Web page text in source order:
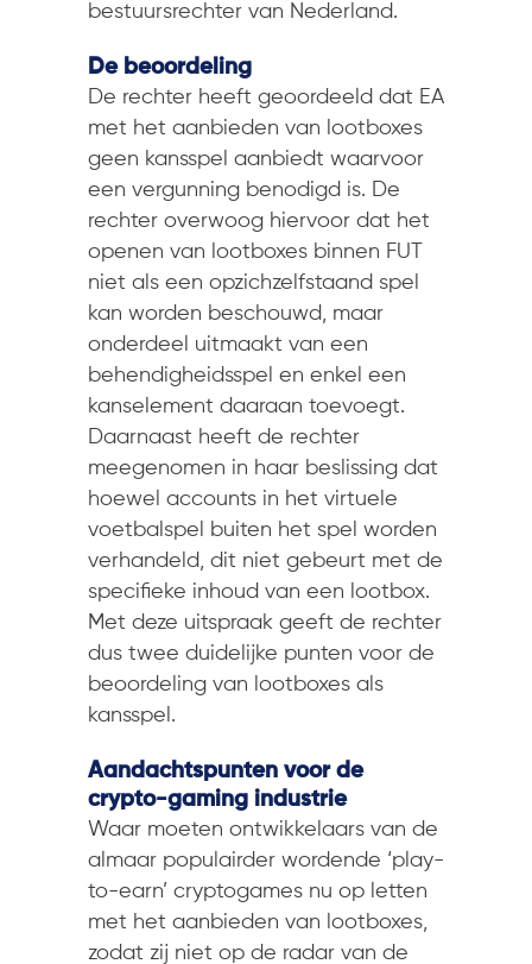
bestuursrechter van Nederland.
De beoordeling
De rechter heeft geoordeeld dat EA
met het aanbieden van lootboxes
geen kansspel aanbiedt waarvoor
een vergunning benodigd is. De
rechter overwoog hiervoor dat het
openen van lootboxes binnen FUT
niet als een opzichzelfstaand spel
kan worden beschouwd, maar
onderdeel uitmaakt van een
behendigheidsspel en enkel een
kanselement daaraan toevoegt.
Daarnaast heeft de rechter
meegenomen in haar beslissing dat
hoewel accounts in het virtuele
voetbalspel buiten het spel worden
verhandeld, dit niet gebeurt met de
specifieke inhoud van een lootbox.
Met deze uitspraak geeft de rechter
dus twee duidelijke punten voor de
beoordeling van lootboxes als
kansspel.
Aandachtspunten voor de
crypto-gaming industrie
Waar moeten ontwikkelaars van de
almaar populairder wordende ‘play-
to-earn’ cryptogames nu op letten
met het aanbieden van lootboxes,
zodat zij niet op de radar van de